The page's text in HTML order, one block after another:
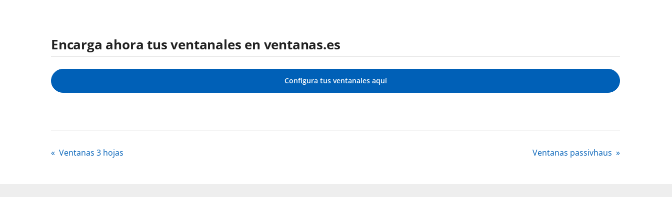
Encarga ahora tus ventanales en ventanas.es
Configura tus ventanales aquí
« Ventanas 3 hojas Ventanas passivhaus »